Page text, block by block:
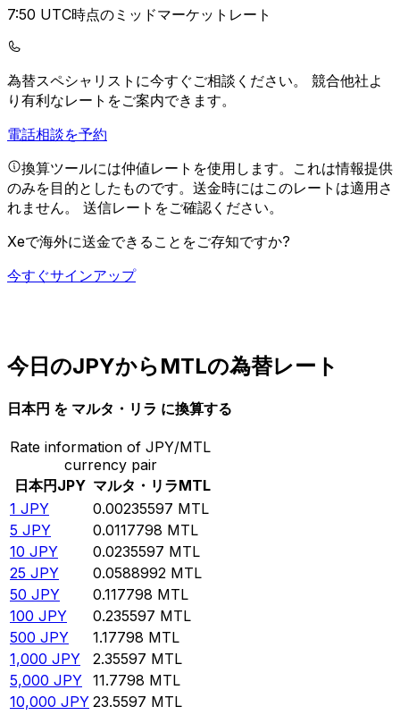
7:50 UTC時点のミッドマーケットレート
為替スペシャリストに今すぐご相談ください。 競合他社よ
り有利なレートをご案内できます。
電話相談を予約
換算ツールには仲値レートを使用します。これは情報提供
のみを目的としたものです。送金時にはこのレートは適用さ
れません。 送信レートをご確認ください。
Xeで海外に送金できることをご存知ですか?
今すぐサインアップ
今日のJPYからMTLの為替レート
日本円 を マルタ・リラ に換算する
Rate information of JPY/MTL
currency pair
日本円 JPY マルタ・リラMTL
1 JPY 0.00235597 MTL
5 JPY 0.0117798 MTL
10 JPY 0.0235597 MTL
25 JPY 0.0588992 MTL
50 JPY 0.117798 MTL
100 JPY 0.235597 MTL
500 JPY 1.17798 MTL
1,000 JPY 2.35597 MTL
5,000 JPY 11.7798 MTL
10,000 JPY 23.5597 MTL